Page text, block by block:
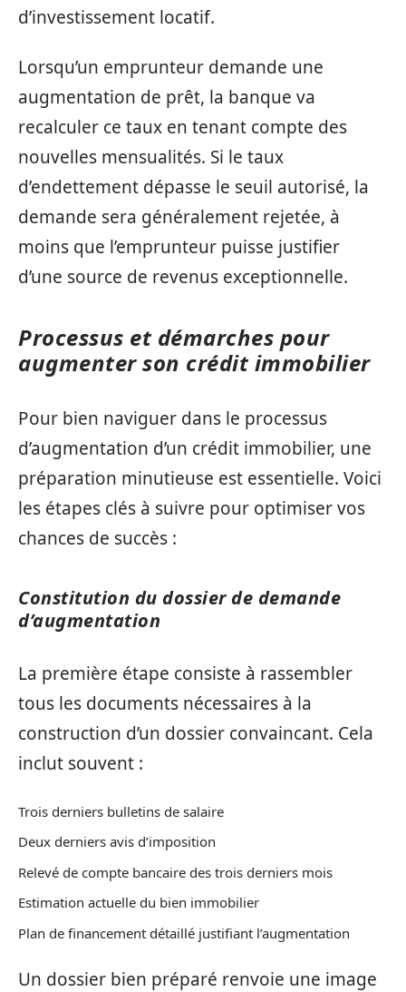
d’investissement locatif.
Lorsqu’un emprunteur demande une
augmentation de prêt, la banque va
recalculer ce taux en tenant compte des
nouvelles mensualités. Si le taux
d’endettement dépasse le seuil autorisé, la
demande sera généralement rejetée, à
moins que l’emprunteur puisse justifier
d’une source de revenus exceptionnelle.
Processus et démarches pour
augmenter son crédit immobilier
Pour bien naviguer dans le processus
d’augmentation d’un crédit immobilier, une
préparation minutieuse est essentielle. Voici
les étapes clés à suivre pour optimiser vos
chances de succès :
Constitution du dossier de demande
d’augmentation
La première étape consiste à rassembler
tous les documents nécessaires à la
construction d’un dossier convaincant. Cela
inclut souvent :
Trois derniers bulletins de salaire
Deux derniers avis d’imposition
Relevé de compte bancaire des trois derniers mois
Estimation actuelle du bien immobilier
Plan de financement détaillé justifiant l’augmentation
Un dossier bien préparé renvoie une image